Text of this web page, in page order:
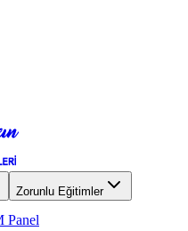
Zorunlu Eğitimler
Panel